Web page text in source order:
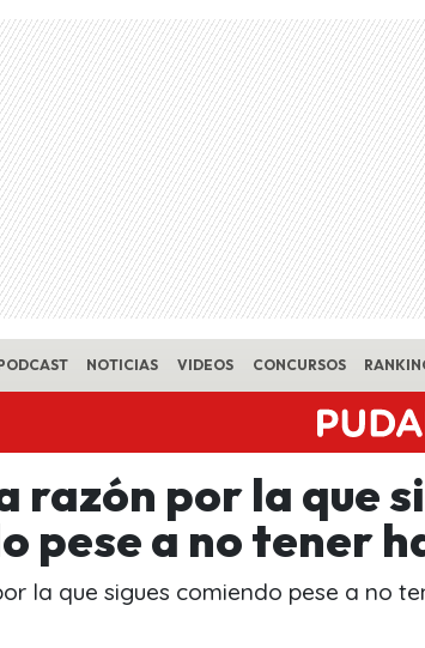
NOTICIAS VIDEOS CONCURSOS
razón por la que
pese a no tener
la que sigues comiendo pese a no